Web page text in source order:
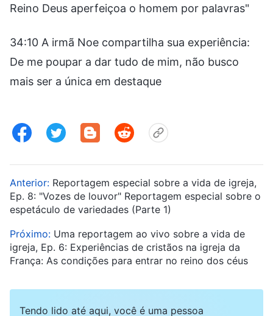
Reino Deus aperfeiçoa o homem por palavras"
34:10 A irmã Noe compartilha sua experiência:
De me poupar a dar tudo de mim, não busco
mais ser a única em destaque
Anterior: Reportagem especial sobre a vida de igreja,
Ep. 8: "Vozes de louvor" Reportagem especial sobre o
espetáculo de variedades (Parte 1)
Próximo: Uma reportagem ao vivo sobre a vida de
igreja, Ep. 6: Experiências de cristãos na igreja da
França: As condições para entrar no reino dos céus
Tendo lido até aqui, você é uma pessoa